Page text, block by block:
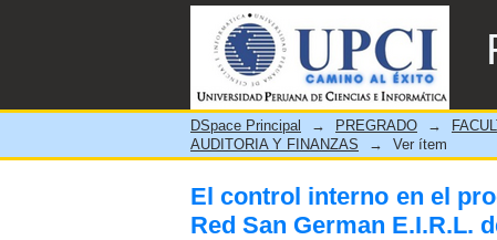
El control interno en el
Cercado de Lima 2021”
DSpace Principal → PREGRADO →
AUDITORIA Y FINANZAS
→ Ver ítem
El control interno en el
Red San German E.I.R.L.